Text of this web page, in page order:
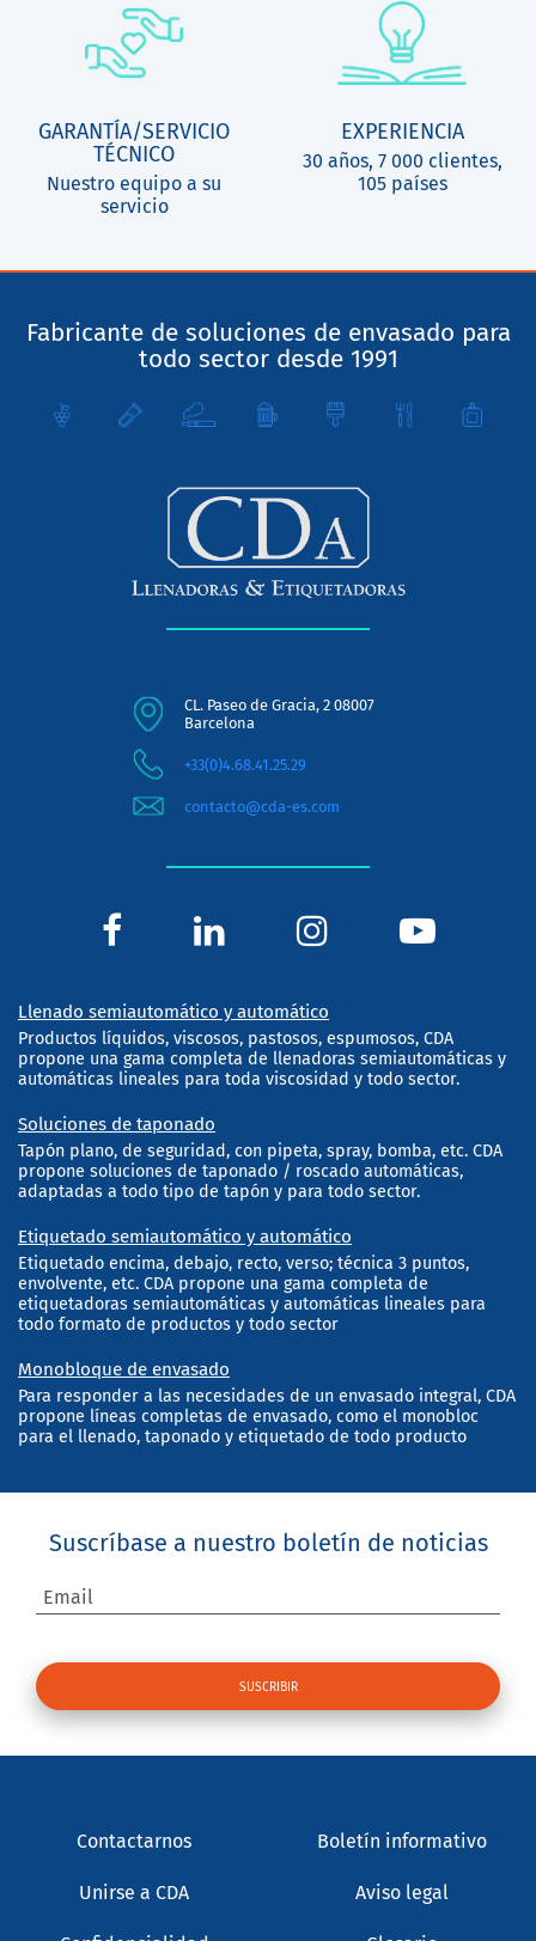
GARANTÍA/SERVICIO
TÉCNICO
Nuestro equipo a su
servicio
EXPERIENCIA
30 años, 7 000 clientes,
105 países
Fabricante de soluciones de envasado para
todo sector desde 1991
CL. Paseo de Gracia, 2 08007
Barcelona
+33(0)4.68.41.25.29
contacto@cda-es.com
Llenado semiautomático y automático
Productos líquidos, viscosos, pastosos, espumosos, CDA
propone una gama completa de llenadoras semiautomáticas y
automáticas lineales para toda viscosidad y todo sector.
Soluciones de taponado
Tapón plano, de seguridad, con pipeta, spray, bomba, etc. CDA
propone soluciones de taponado / roscado automáticas,
adaptadas a todo tipo de tapón y para todo sector.
Etiquetado semiautomático y automático
Etiquetado encima, debajo, recto, verso; técnica 3 puntos,
envolvente, etc. CDA propone una gama completa de
etiquetadoras semiautomáticas y automáticas lineales para
todo formato de productos y todo sector
Monobloque de envasado
Para responder a las necesidades de un envasado integral, CDA
propone líneas completas de envasado, como el monobloc
para el llenado, taponado y etiquetado de todo producto
Suscríbase a nuestro boletín de noticias
Email
Contactarnos Boletín informativo
Unirse a CDA Aviso legal